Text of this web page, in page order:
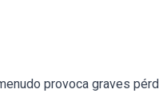
provoca graves